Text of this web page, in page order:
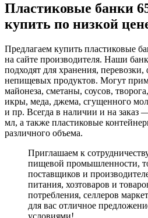
Пластиковые банки
купить по низкой
Предлагаем купить пластиковые
на сайте производителя. Наши
подходят для хранения,
непищевых продуктов. Могут
майонеза, сметаны, соусов,
икры, меда, джема, сгущенного
и пр. Всегда в наличии и на
мл, а также пластиковые
различного объема.
Приглашаем к
пищевой промышленности,
поставщиков и
питания, хозтоваров и
потребления, селлеров
для вас отличное
условиями!